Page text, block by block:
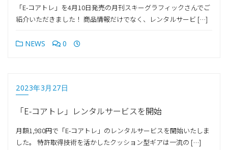
「E-コアトレ」を4月10日発売の月刊スキーグラフィックさんでご
紹介いただきました！ 商品情報だけでなく、レンタルサービ […]
NEWS 0
2023年3月27日
「E-コアトレ」レンタルサービスを開始
月額1,980円で「E-コアトレ」のレンタルサービスを開始いたしま
した。 特許取得技術を活かしたクッション型ギアは一流の […]